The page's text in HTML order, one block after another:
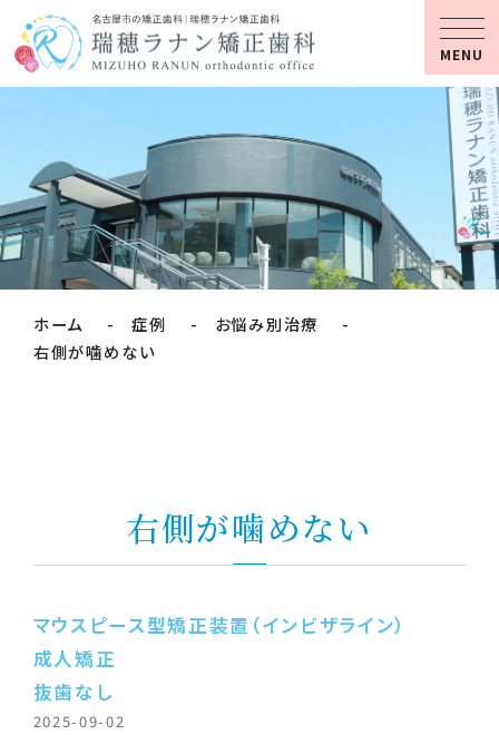
MENU
ホーム 症例
お悩み別治療
右側が噛めない
右側が噛めない
マウスピース型矯正装置（インビザライン）
成人矯正
抜歯なし
2025-09-02